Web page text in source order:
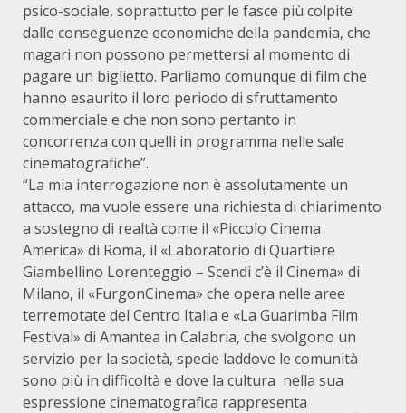
psico-sociale, soprattutto per le fasce più colpite
dalle conseguenze economiche della pandemia, che
magari non possono permettersi al momento di
pagare un biglietto. Parliamo comunque di film che
hanno esaurito il loro periodo di sfruttamento
commerciale e che non sono pertanto in
concorrenza con quelli in programma nelle sale
cinematografiche”.
“La mia interrogazione non è assolutamente un
attacco, ma vuole essere una richiesta di chiarimento
a sostegno di realtà come il «Piccolo Cinema
America» di Roma, il «Laboratorio di Quartiere
Giambellino Lorenteggio – Scendi c’è il Cinema» di
Milano, il «FurgonCinema» che opera nelle aree
terremotate del Centro Italia e «La Guarimba Film
Festival» di Amantea in Calabria, che svolgono un
servizio per la società, specie laddove le comunità
sono più in difficoltà e dove la cultura nella sua
espressione cinematografica rappresenta